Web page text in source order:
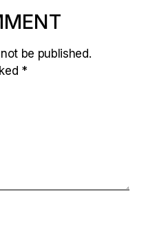
be published.
*